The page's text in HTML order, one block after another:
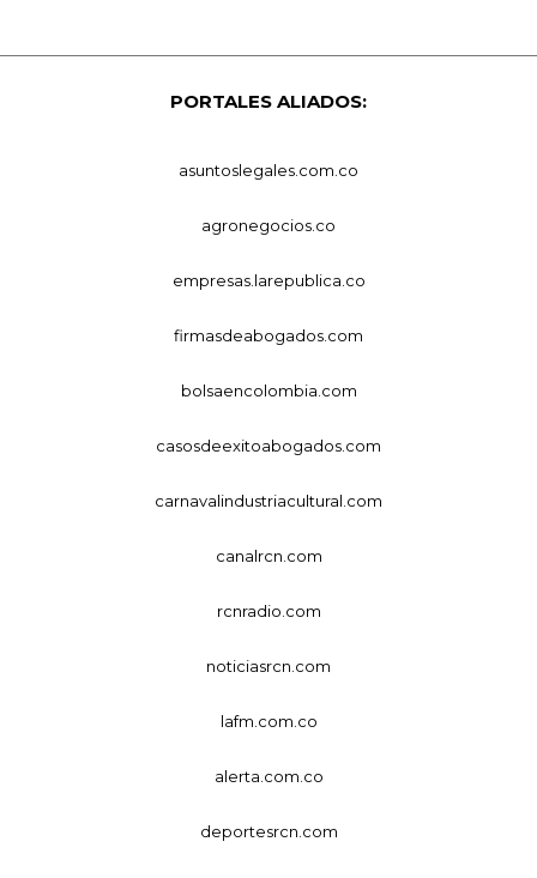
PORTALES ALIADOS:
asuntoslegales.com.co
agronegocios.co
empresas.larepublica.co
firmasdeabogados.com
bolsaencolombia.com
casosdeexitoabogados.com
carnavalindustriacultural.com
canalrcn.com
rcnradio.com
noticiasrcn.com
lafm.com.co
alerta.com.co
deportesrcn.com